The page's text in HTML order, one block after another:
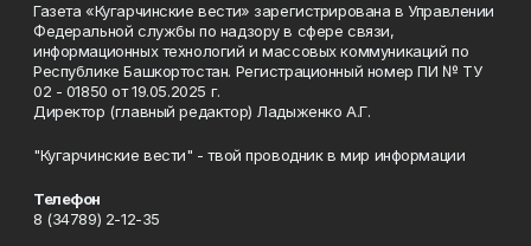
Газета «Кугарчинские вести» зарегистрирована в Управлении
Федеральной службы по надзору в сфере связи,
информационных технологий и массовых коммуникаций по
Республике Башкортостан. Регистрационный номер ПИ № ТУ
02 - 01850 от 19.05.2025 г.
Директор (главный редактор) Ладыженко А.Г.
"Кугарчинские вести" - твой проводник в мир информации
Телефон
8 (34789) 2-12-35